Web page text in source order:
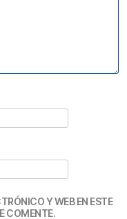
Y WEB EN ESTE
COMENTE.